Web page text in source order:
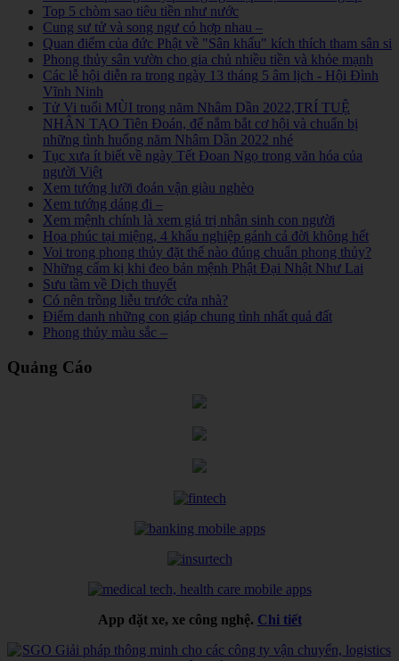
Top 5 chòm sao tiêu tiền như nước
Cung sư tử và song ngư có hợp nhau –
Quan điểm của đức Phật về "Sân khấu" kích thích tham sân si
Phong thủy sân vườn cho gia chủ nhiều tiền và khỏe mạnh
Các lễ hội diễn ra trong ngày 13 tháng 5 âm lịch - Hội Đình
Vĩnh Ninh
Tử Vi tuổi MÙI trong năm Nhâm Dần 2022,TRÍ TUỆ
NHÂN TẠO Tiên Đoán, để nắm bắt cơ hội và chuẩn bị
những tình huống năm Nhâm Dần 2022 nhé
Tục xưa ít biết về ngày Tết Đoan Ngọ trong văn hóa của
người Việt
Xem tướng lưỡi đoán vận giàu nghèo
Xem tướng dáng đi –
Xem mệnh chính là xem giá trị nhân sinh con người
Họa phúc tại miệng, 4 khẩu nghiệp gánh cả đời không hết
Voi trong phong thủy đặt thế nào đúng chuẩn phong thủy?
Những cấm kị khi đeo bản mệnh Phật Đại Nhật Như Lai
Sưu tầm về Dịch thuyết
Có nên trồng liễu trước cửa nhà?
Điểm danh những con giáp chung tình nhất quả đất
Phong thủy màu sắc –
Quảng Cáo
App đặt xe, xe công nghệ. Chi tiết